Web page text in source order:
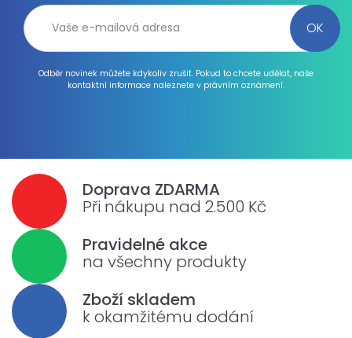
Odběr novinek můžete kdykoliv zrušit. Pokud to chcete udělat, naše
kontaktní informace naleznete v právním oznámení.
Doprava ZDARMA
Při nákupu nad 2.500 Kč
Pravidelné akce
na všechny produkty
Zboží skladem
k okamžitému dodání